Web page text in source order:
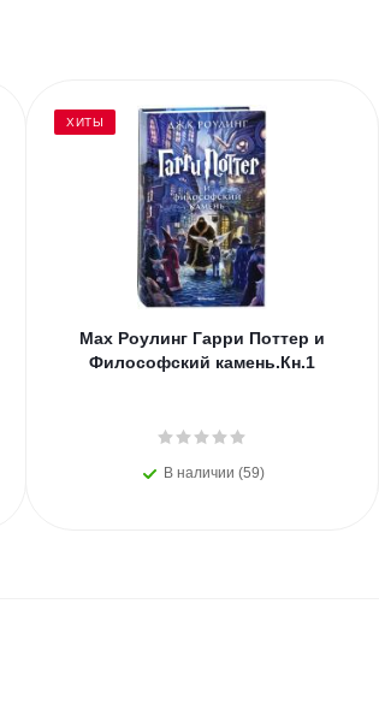
ХИТЫ
Мах Роулинг Гарри Поттер и
Философский камень.Кн.1
В наличии (59)